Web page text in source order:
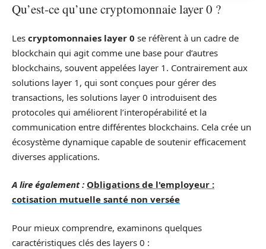
Qu’est-ce qu’une cryptomonnaie layer 0 ?
Les cryptomonnaies layer 0 se réfèrent à un cadre de
blockchain qui agit comme une base pour d’autres
blockchains, souvent appelées layer 1. Contrairement aux
solutions layer 1, qui sont conçues pour gérer des
transactions, les solutions layer 0 introduisent des
protocoles qui améliorent l’interopérabilité et la
communication entre différentes blockchains. Cela crée un
écosystème dynamique capable de soutenir efficacement
diverses applications.
A lire également : Obligations de l'employeur :
cotisation mutuelle santé non versée
Pour mieux comprendre, examinons quelques
caractéristiques clés des layers 0 :